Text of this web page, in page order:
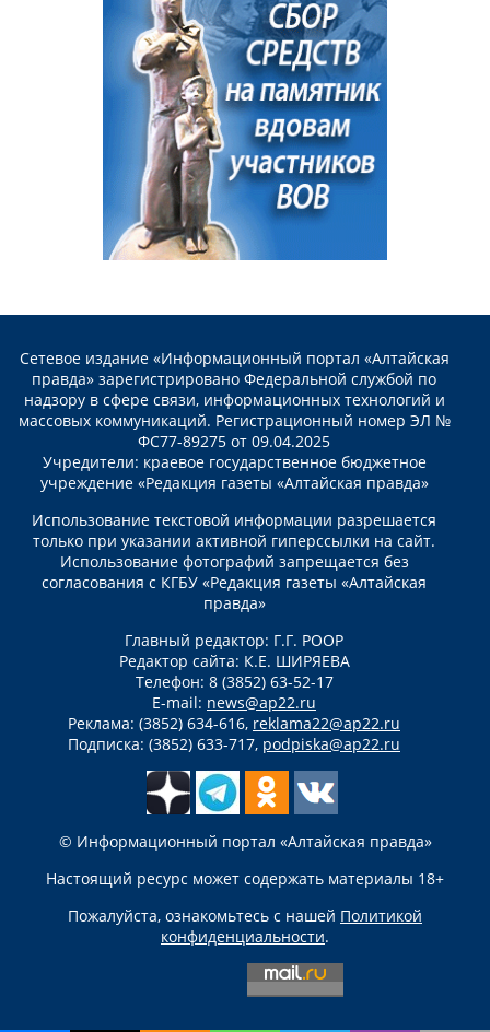
Сетевое издание «Информационный портал «Алтайская
правда» зарегистрировано Федеральной службой по
надзору в сфере связи, информационных технологий и
массовых коммуникаций. Регистрационный номер ЭЛ №
ФС77-89275 от 09.04.2025
Учредители: краевое государственное бюджетное
учреждение «Редакция газеты «Алтайская правда»
Использование текстовой информации разрешается
только при указании активной гиперссылки на сайт.
Использование фотографий запрещается без
согласования с КГБУ «Редакция газеты «Алтайская
правда»
Главный редактор: Г.Г. РООР
Редактор сайта: К.Е. ШИРЯЕВА
Телефон: 8 (3852) 63-52-17
E-mail: news@ap22.ru
Реклама: (3852) 634-616, reklama22@ap22.ru
Подписка: (3852) 633-717, podpiska@ap22.ru
© Информационный портал «Алтайская правда»
Настоящий ресурс может содержать материалы 18+
Пожалуйста, ознакомьтесь с нашей Политикой
конфиденциальности.